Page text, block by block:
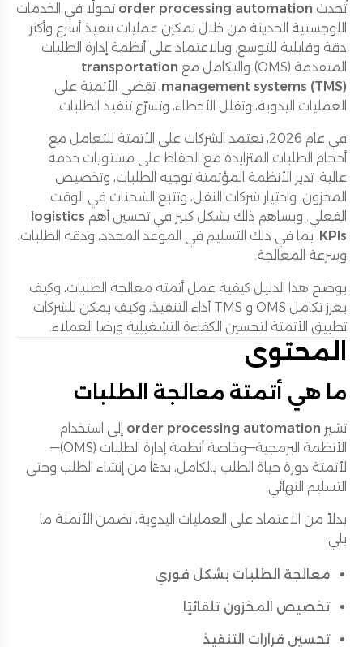
تُحدث order processing automation تحولًا في الخدمات
اللوجستية الحديثة من خلال تمكين عمليات تنفيذ أسرع وأكثر
دقة وقابلية للتوسع. وبالاعتماد على أنظمة إدارة الطلبات
المتقدمة (OMS) والتكامل مع
transportation
management systems (TMS)، تقضي الأتمتة على
العمليات اليدوية، وتقلل الأخطاء، وتسرّع تنفيذ الطلبات.
في عام 2026، تعتمد الشركات على الأتمتة للتعامل مع
أحجام الطلبات المتزايدة مع الحفاظ على مستويات خدمة
عالية. تدير الأنظمة المؤتمتة توجيه الطلبات، وتخصيص
المخزون، واختيار شركات النقل، وتتبع الشحنات في الوقت
الفعلي. ويساهم ذلك بشكل كبير في تحسين أهم logistics
KPIs، بما في ذلك التسليم في الموعد المحدد، ودقة الطلبات،
وسرعة المعالجة.
يوضح هذا الدليل كيفية عمل أتمتة معالجة الطلبات، وكيف
يعزز تكامل OMS و TMS أداء التنفيذ، وكيف يمكن للشركات
تطبيق الأتمتة لتحسين الكفاءة التشغيلية ورضا العملاء.
المحتوى
ما هي أتمتة معالجة الطلبات
تشير order processing automation إلى استخدام
الأنظمة البرمجية—وخاصة أنظمة إدارة الطلبات (OMS)—
لأتمتة دورة حياة الطلب بالكامل، بدءًا من إنشاء الطلب وحتى
التسليم النهائي.
بدلاً من الاعتماد على العمليات اليدوية، تضمن الأتمتة ما
يلي:
معالجة الطلبات بشكل فوري
تخصيص المخزون تلقائيًا
تحسين قرارات التنفيذ